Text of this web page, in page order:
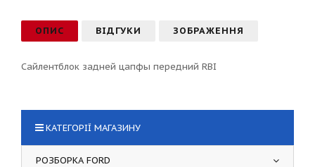
ОПИС ВІДГУКИ ЗОБРАЖЕННЯ
Сайлентблок задней цапфы передний RBI
КАТЕГОРІЇ МАГАЗИНУ
РОЗБОРКА FORD